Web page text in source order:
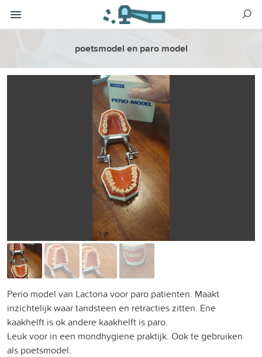
poetsmodel en paro model
Perio model van Lactona voor paro patienten. Maakt
inzichtelijk waar tandsteen en retracties zitten. Ene
kaakhelft is ok andere kaakhelft is paro.
Leuk voor in een mondhygiene praktijk. Ook te gebruiken
als poetsmodel.